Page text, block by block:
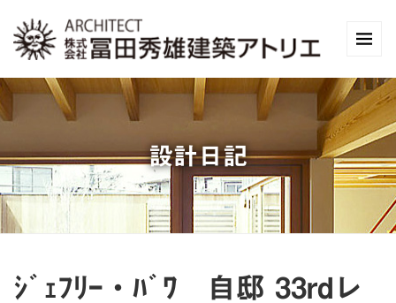
設計日記
ｼﾞｪﾌﾘｰ・ﾊﾞﾜ 自邸 33rdレ